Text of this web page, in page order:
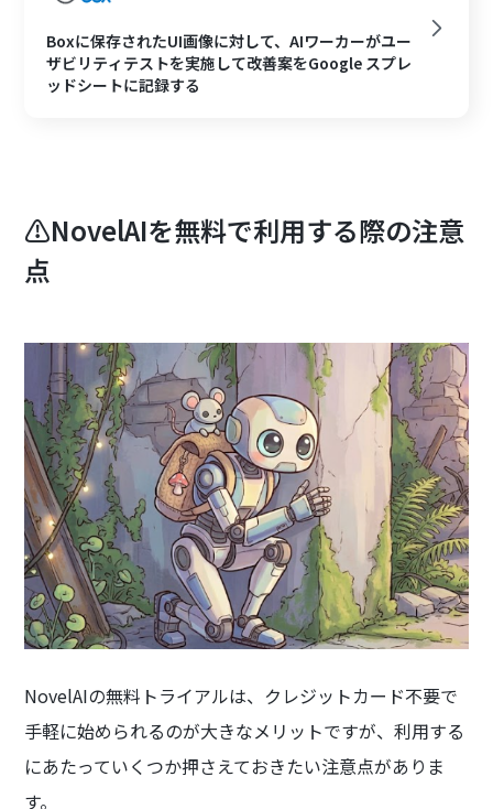
Boxに保存されたUI画像に対して、AIワーカーがユー
ザビリティテストを実施して改善案をGoogle スプレ
ッドシートに記録する
⚠️NovelAIを無料で利用する際の注意
点
NovelAIの無料トライアルは、クレジットカード不要で
手軽に始められるのが大きなメリットですが、利用する
にあたっていくつか押さえておきたい注意点がありま
す。